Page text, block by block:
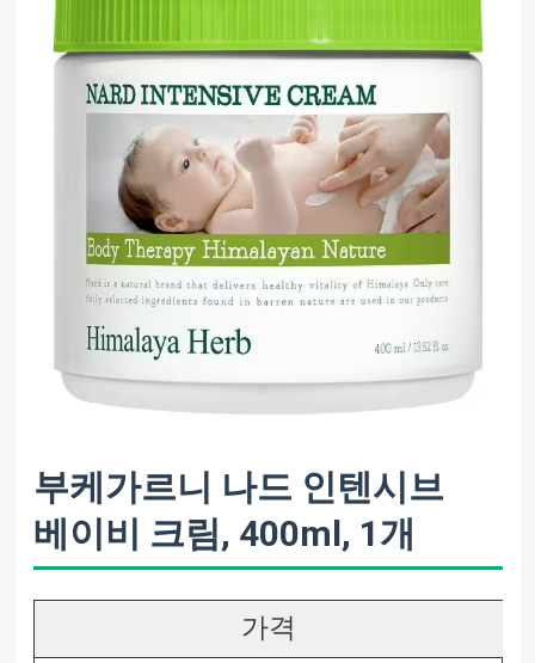
부케가르니 나드 인텐시브
베이비 크림, 400ml, 1개
가격